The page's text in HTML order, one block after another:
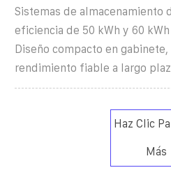
Sistemas de almacenamiento
eficiencia de 50 kWh y 60
Diseño compacto en
rendimiento fiable a largo
Haz Clic
Más